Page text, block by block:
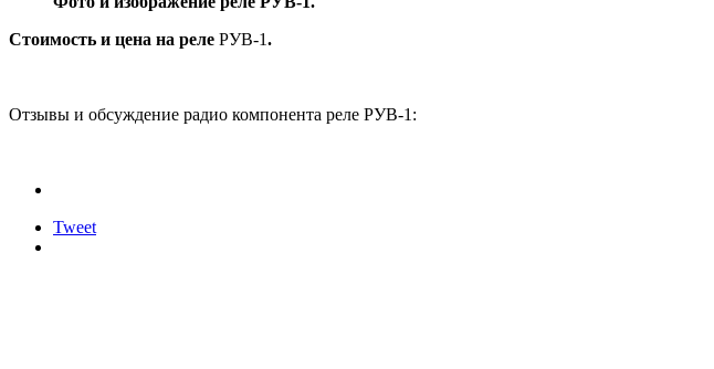
Стоимость и цена на реле РУВ-1.
Отзывы и обсуждение радио компонента реле РУВ-1:
Tweet